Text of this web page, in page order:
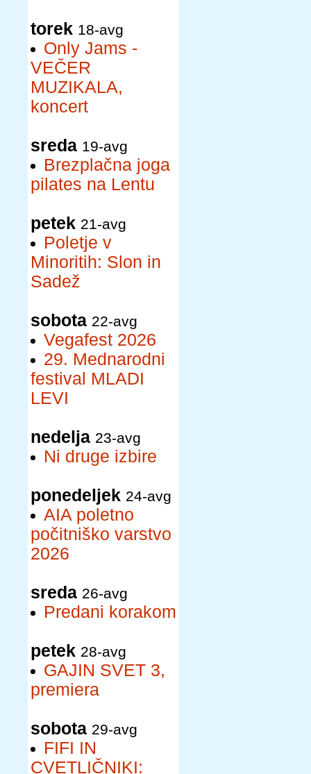
torek 18-avg
Only Jams -
VEČER
MUZIKALA,
koncert
sreda 19-avg
Brezplačna joga
pilates na Lentu
petek 21-avg
Poletje v
Minoritih: Slon in
Sadež
sobota 22-avg
Vegafest 2026
29. Mednarodni
festival MLADI
LEVI
nedelja 23-avg
Ni druge izbire
ponedeljek 24-avg
AIA poletno
počitniško varstvo
2026
sreda 26-avg
Predani korakom
petek 28-avg
GAJIN SVET 3,
premiera
sobota 29-avg
FIFI IN
CVETLIČNIKI: